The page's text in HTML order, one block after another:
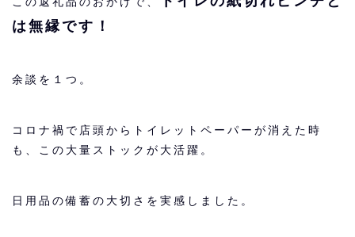
は無縁です！
余談を１つ。
コロナ禍で店頭からトイレットペーパーが消えた時
も、この大量ストックが大活躍。
日用品の備蓄の大切さを実感しました。